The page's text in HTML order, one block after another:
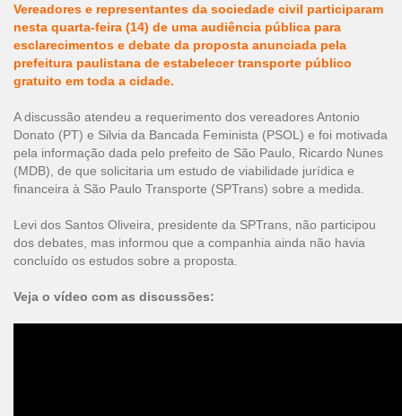
Vereadores e representantes da sociedade civil participaram
nesta quarta-feira (14) de uma audiência pública para
esclarecimentos e debate da proposta anunciada pela
prefeitura paulistana de estabelecer transporte público
gratuito em toda a cidade.
A discussão atendeu a requerimento dos vereadores Antonio
Donato (PT) e Silvia da Bancada Feminista (PSOL) e foi motivada
pela informação dada pelo prefeito de São Paulo, Ricardo Nunes
(MDB), de que solicitaria um estudo de viabilidade jurídica e
financeira à São Paulo Transporte (SPTrans) sobre a medida.
Levi dos Santos Oliveira, presidente da SPTrans, não participou
dos debates, mas informou que a companhia ainda não havia
concluído os estudos sobre a proposta.
Veja o vídeo com as discussões: